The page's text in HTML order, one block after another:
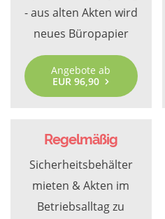
- aus alten Akten wird
neues Büropapier
Angebote ab
EUR 96,90
Regelmäßig
Sicherheitsbehälter
mieten & Akten im
Betriebsalltag zu